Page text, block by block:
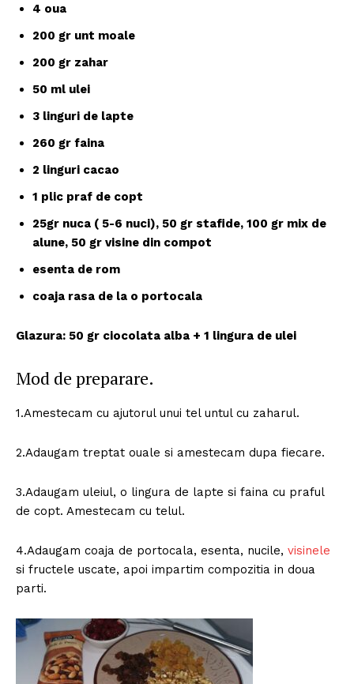
4 oua
200 gr unt moale
200 gr zahar
50 ml ulei
3 linguri de lapte
260 gr faina
2 linguri cacao
1 plic praf de copt
25gr nuca ( 5-6 nuci), 50 gr stafide, 100 gr mix de
alune, 50 gr visine din compot
esenta de rom
coaja rasa de la o portocala
Glazura: 50 gr ciocolata alba + 1 lingura de ulei
Mod de preparare.
1.Amestecam cu ajutorul unui tel untul cu zaharul.
2.Adaugam treptat ouale si amestecam dupa fiecare.
3.Adaugam uleiul, o lingura de lapte si faina cu praful
de copt. Amestecam cu telul.
4.Adaugam coaja de portocala, esenta, nucile, visinele
si fructele uscate, apoi impartim compozitia in doua
parti.